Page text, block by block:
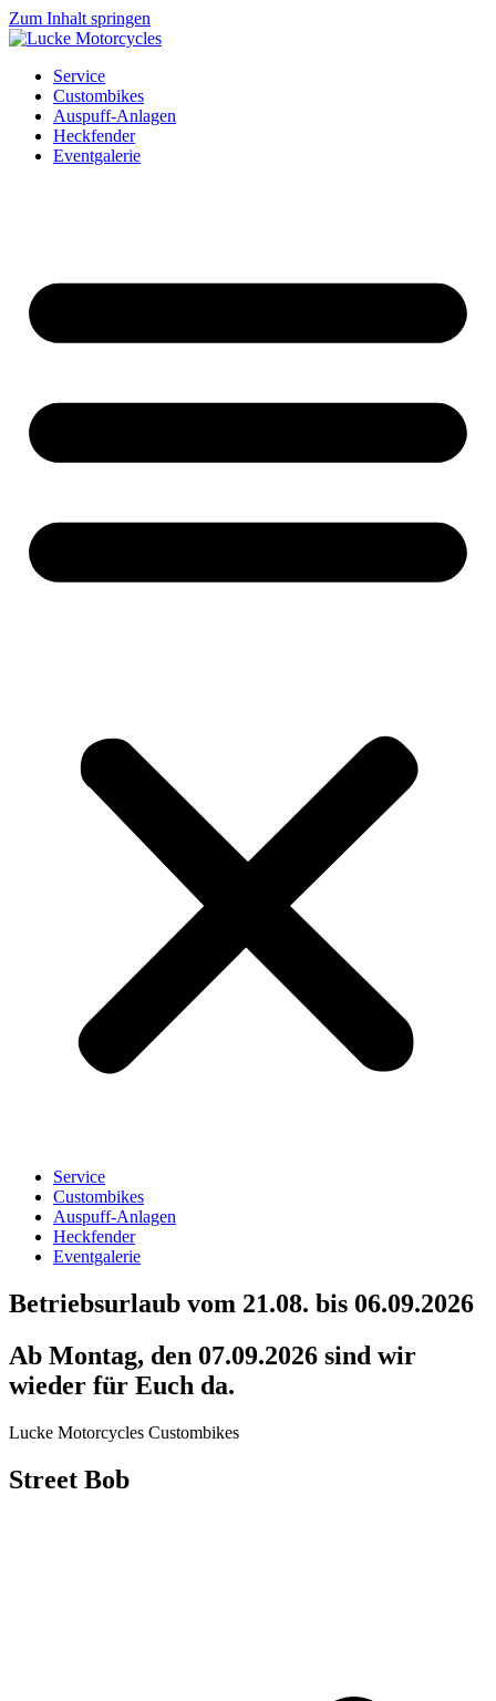
Zum Inhalt springen
Service
Custombikes
Auspuff-Anlagen
Heckfender
Eventgalerie
Service
Custombikes
Auspuff-Anlagen
Heckfender
Eventgalerie
Betriebsurlaub vom 21.08. bis 06.09.2026
Ab Montag, den 07.09.2026 sind wir
wieder für Euch da.
Lucke Motorcycles Custombikes
Street Bob